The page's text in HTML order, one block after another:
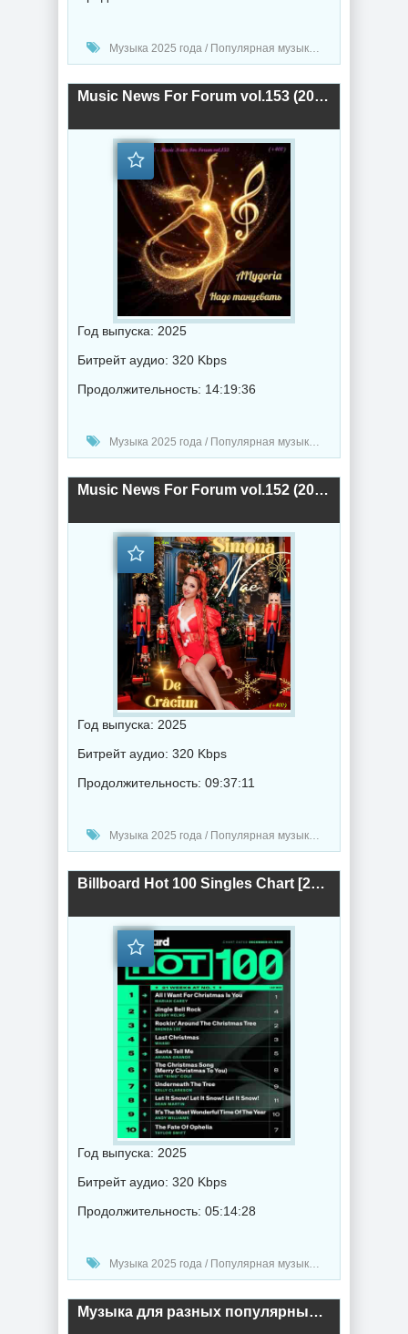
Музыка 2025 года / Популярная музыка / Диско музыка / Музыка VA
Music News For Forum vol.153 (2025) торрент
Год выпуска: 2025
Битрейт аудио: 320 Kbps
Продолжительность: 14:19:36
Музыка 2025 года / Популярная музыка / Поп музыка / Танцевальная музыка / Сборник музыка
Music News For Forum vol.152 (2025) торрент
Год выпуска: 2025
Битрейт аудио: 320 Kbps
Продолжительность: 09:37:11
Музыка 2025 года / Популярная музыка / Поп музыка / Танцевальная музыка / Сборник музыка
Billboard Hot 100 Singles Chart [27.12] 2025 (2025) торрент
Год выпуска: 2025
Битрейт аудио: 320 Kbps
Продолжительность: 05:14:28
Музыка 2025 года / Популярная музыка / Рок - альтернативная музыка / Рэп - хип хоп музыка / Поп музыка / Танцевальная музыка / Сборник музыка / RnB music / Hip-Hop music
Музыка для разных популярных mp3 сайтов Vol.150 (2025) торрент